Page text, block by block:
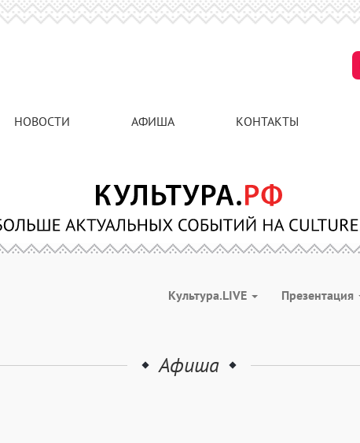
НОВОСТИ АФИША КОНТАКТЫ
Культура.LIVE Презентация
Афиша